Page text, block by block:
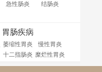
急性肠炎
结肠炎
胃肠疾病
萎缩性胃炎
慢性胃炎
十二指肠炎 糜烂性胃炎